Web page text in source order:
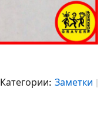
Категории: Заметки